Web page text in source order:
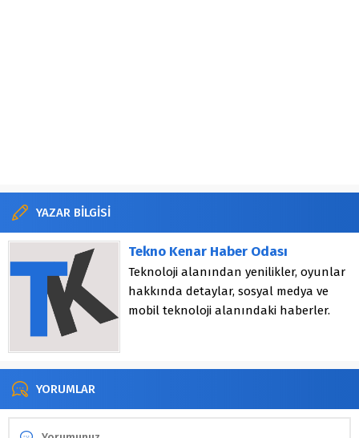
YAZAR BİLGİSİ
Tekno Kenar Haber Odası
Teknoloji alanından yenilikler, oyunlar
hakkında detaylar, sosyal medya ve
mobil teknoloji alanındaki haberler.
YORUMLAR